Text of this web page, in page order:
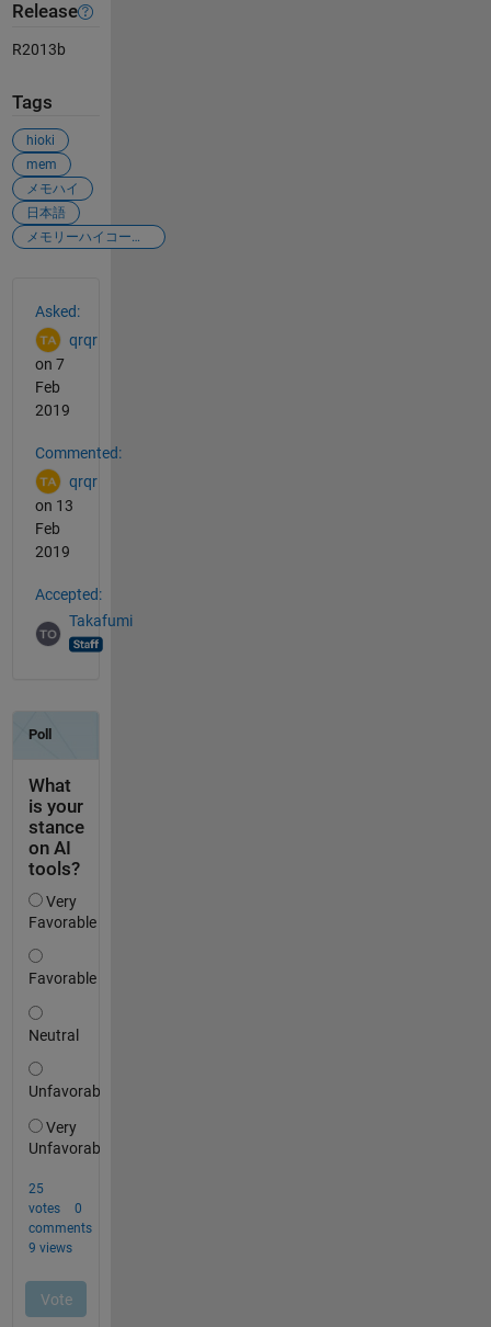
Release
R2013b
Tags
hioki
mem
メモハイ
日本語
メモリーハイコーダー
Asked:
qrqr
on 7
Feb
2019
Commented:
qrqr
on 13
Feb
2019
Accepted:
Takafumi